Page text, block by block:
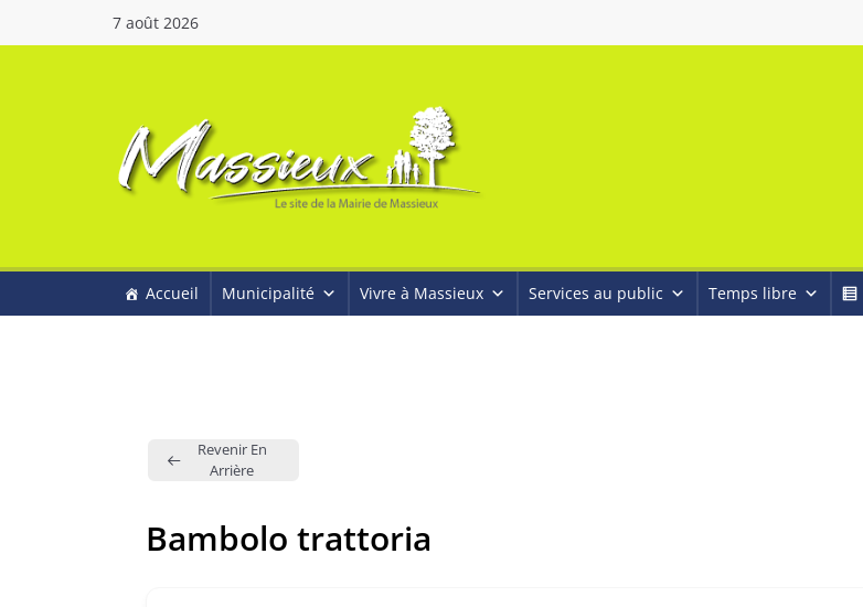
7 août 2026
Accueil Municipalité Vivre à Massieux Services au public Temps libre
Revenir En
Arrière
Bambolo trattoria